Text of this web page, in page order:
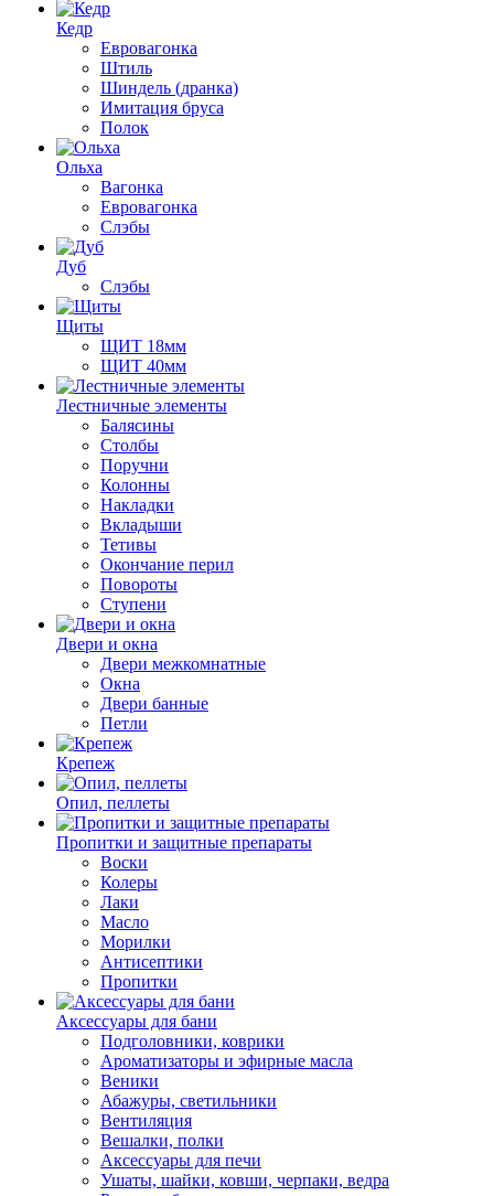
Кедр
Евровагонка
Штиль
Шиндель (дранка)
Имитация бруса
Полок
Ольха
Вагонка
Евровагонка
Слэбы
Дуб
Слэбы
Щиты
ЩИТ 18мм
ЩИТ 40мм
Лестничные элементы
Балясины
Столбы
Поручни
Колонны
Накладки
Вкладыши
Тетивы
Окончание перил
Повороты
Ступени
Двери и окна
Двери межкомнатные
Окна
Двери банные
Петли
Крепеж
Опил, пеллеты
Пропитки и защитные препараты
Воски
Колеры
Лаки
Масло
Морилки
Антисептики
Пропитки
Аксессуары для бани
Подголовники, коврики
Ароматизаторы и эфирные масла
Веники
Абажуры, светильники
Вентиляция
Вешалки, полки
Аксессуары для печи
Ушаты, шайки, ковши, черпаки, ведра